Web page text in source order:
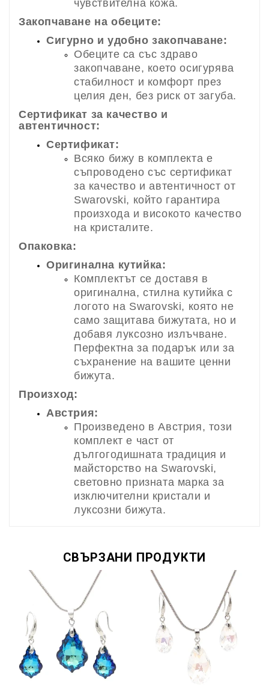
чувствителна кожа.
Закопчаване на обеците:
Сигурно и удобно закопчаване:
Обеците са със здраво
закопчаване, което осигурява
стабилност и комфорт през
целия ден, без риск от загуба.
Сертификат за качество и
автентичност:
Сертификат:
Всяко бижу в комплекта е
съпроводено със сертификат
за качество и автентичност от
Swarovski, който гарантира
произхода и високото качество
на кристалите.
Опаковка:
Оригинална кутийка:
Комплектът се доставя в
оригинална, стилна кутийка с
логото на Swarovski, която не
само защитава бижутата, но и
добавя луксозно излъчване.
Перфектна за подарък или за
съхранение на вашите ценни
бижута.
Произход:
Австрия:
Произведено в Австрия, този
комплект е част от
дългогодишната традиция и
майсторство на Swarovski,
световно призната марка за
изключителни кристали и
луксозни бижута.
СВЪРЗАНИ ПРОДУКТИ